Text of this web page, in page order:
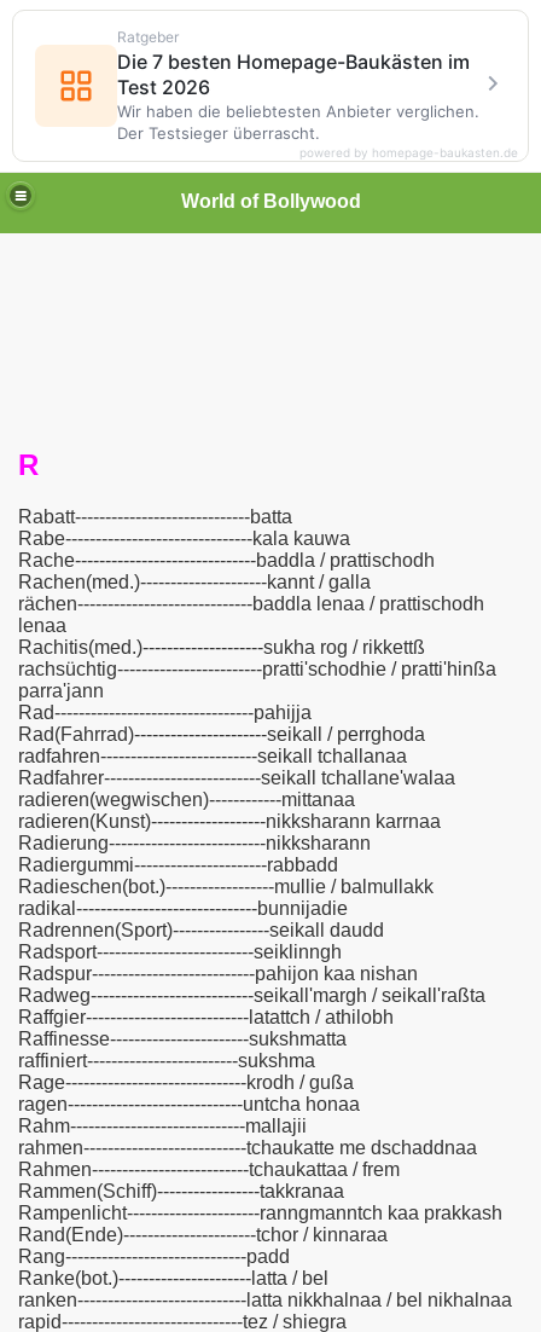
World of Bollywood
R
Rabatt-----------------------------batta
Rabe-------------------------------kala kauwa
Rache------------------------------baddla / prattischodh
Rachen(med.)---------------------kannt / galla
rächen-----------------------------baddla lenaa / prattischodh
lenaa
Rachitis(med.)--------------------sukha rog / rikkettß
rachsüchtig------------------------pratti'schodhie / pratti'hinßa
parra'jann
Rad---------------------------------pahijja
Rad(Fahrrad)----------------------seikall / perrghoda
radfahren--------------------------seikall tchallanaa
Radfahrer--------------------------seikall tchallane'walaa
radieren(wegwischen)------------mittanaa
radieren(Kunst)-------------------nikksharann karrnaa
Radierung--------------------------nikksharann
Radiergummi----------------------rabbadd
Radieschen(bot.)------------------mullie / balmullakk
radikal------------------------------bunnijadie
Radrennen(Sport)----------------seikall daudd
Radsport--------------------------seiklinngh
Radspur---------------------------pahijon kaa nishan
Radweg---------------------------seikall'margh / seikall'raßta
Raffgier---------------------------latattch / athilobh
Raffinesse-----------------------sukshmatta
raffiniert-------------------------sukshma
Rage------------------------------krodh / gußa
ragen-----------------------------untcha honaa
Rahm-----------------------------mallajii
rahmen---------------------------tchaukatte me dschaddnaa
Rahmen--------------------------tchaukattaa / frem
Rammen(Schiff)-----------------takkranaa
Rampenlicht----------------------ranngmanntch kaa prakkash
Rand(Ende)----------------------tchor / kinnaraa
Rang------------------------------padd
Ranke(bot.)----------------------latta / bel
ranken----------------------------latta nikkhalnaa / bel nikhalnaa
rapid------------------------------tez / shiegra
Ratgeber
Die 7 besten Homepage-Baukästen im
Test 2026
Wir haben die beliebtesten Anbieter verglichen.
Der Testsieger überrascht.
powered by homepage-baukasten.de